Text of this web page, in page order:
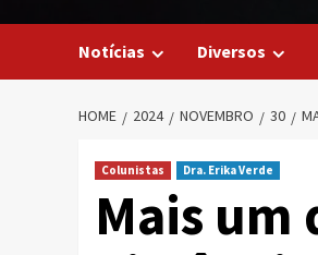
Notícias Diversos
HOME 2024 NOVEMBRO 30
Colunistas Dra. Erika Verde
Mais um